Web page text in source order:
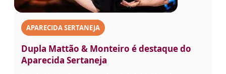
APARECIDA SERTANEJA
Dupla Mattão & Monteiro é destaque do
Aparecida Sertaneja